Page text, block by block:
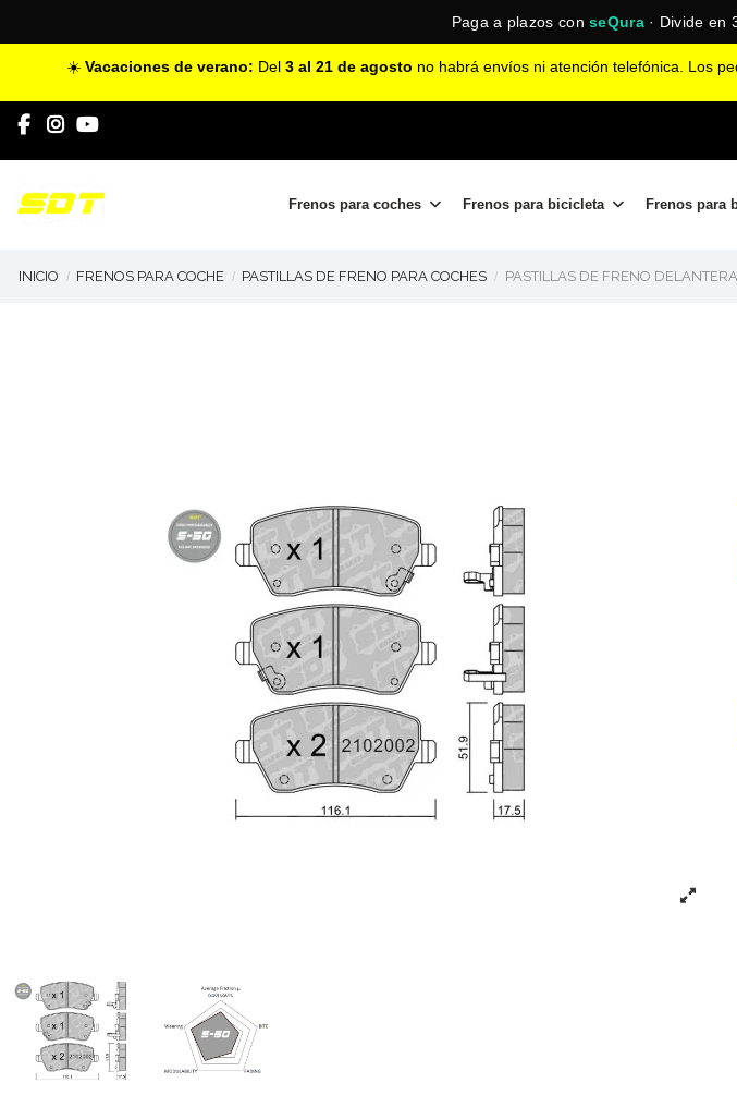
Paga a plazos conseQura· Divide en
☀️ Vacaciones de verano: Del 3 al 21 de agosto no habrá envíos ni atención telefónica. Los
Frenos para coches Frenos para bicicleta Frenos para
INICIO FRENOS PARA COCHE PASTILLAS DE FRENO PARA COCHES PASTILLAS DE FRENO